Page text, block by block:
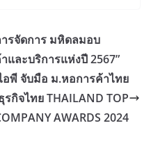
รจัดการ มหิดลมอบ
และบริการแห่งปี 2567”
อพี จับมือ ม.หอการค้าไทย
กิจไทย THAILAND TOP
AWARDS 2024